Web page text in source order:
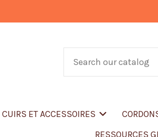
CUIRS ET ACCESSOIRES
RESSOURCES